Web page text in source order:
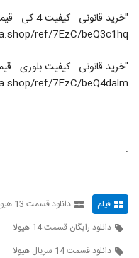
ref/7EzC/beQ3c1hq"
ref/7EzC/beQ4dalm"
.
فیلم دانلود قسمت 13 هیولا
دانلود رایگان قسمت 14 هیولا
دانلود قسمت 14 سریال هیولا